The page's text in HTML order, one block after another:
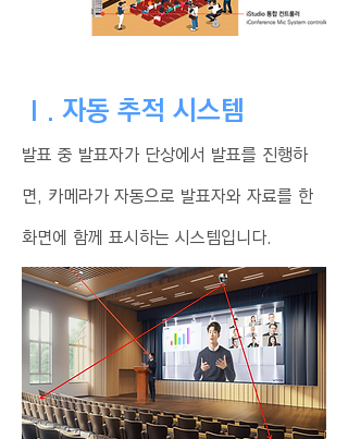
Ⅰ. 자동 추적 시스템
발표 중 발표자가 단상에서 발표를 진행하
면, 카메라가 자동으로 발표자와 자료를 한
화면에 함께 표시하는 시스템입니다.